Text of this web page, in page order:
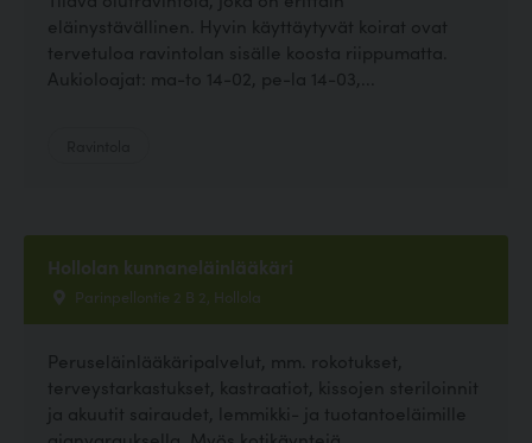
eläinystävällinen. Hyvin käyttäytyvät koirat ovat
tervetuloa ravintolan sisälle koosta riippumatta.
Aukioloajat: ma-to 14-02, pe-la 14-03,...
Hollolan kunnaneläinlääkäri
Parinpellontie 2 B 2, Hollola
Peruseläinlääkäripalvelut, mm. rokotukset,
terveystarkastukset, kastraatiot, kissojen steriloinnit
ja akuutit sairaudet, lemmikki- ja tuotantoeläimille